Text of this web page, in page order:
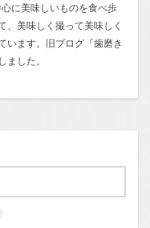
に美味しいものを食べ歩
、美味しく撮って美味しく
います。旧ブログ『歯磨き
ました。